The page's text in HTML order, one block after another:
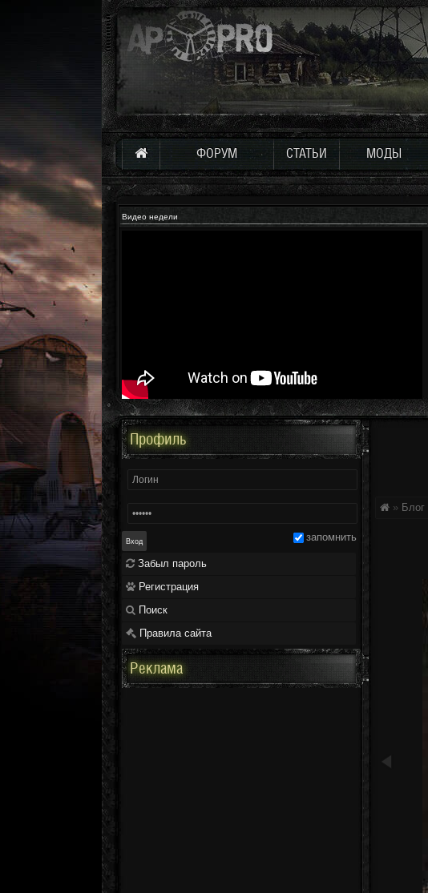
ФОРУМ СТАТЬИ МОДЫ
Видео недели
» Блог
Профиль
запомнить
Забыл пароль
Регистрация
Поиск
Правила сайта
Реклама